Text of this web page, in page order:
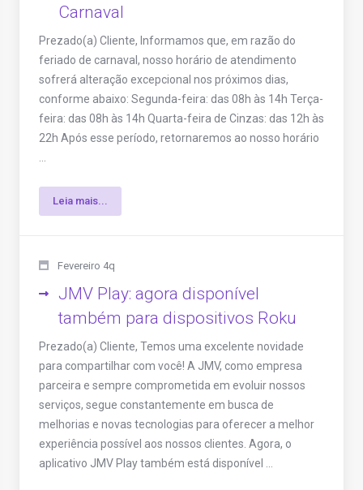
Carnaval
Prezado(a) Cliente, Informamos que, em razão do
feriado de carnaval, nosso horário de atendimento
sofrerá alteração excepcional nos próximos dias,
conforme abaixo: Segunda-feira: das 08h às 14h Terça-
feira: das 08h às 14h Quarta-feira de Cinzas: das 12h às
22h Após esse período, retornaremos ao nosso horário
Leia mais...
Fevereiro 4q
JMV Play: agora disponível
também para dispositivos Roku
Prezado(a) Cliente, Temos uma excelente novidade
para compartilhar com você! A JMV, como empresa
parceira e sempre comprometida em evoluir nossos
serviços, segue constantemente em busca de
melhorias e novas tecnologias para oferecer a melhor
experiência possível aos nossos clientes. Agora, o
aplicativo JMV Play também está disponível ...